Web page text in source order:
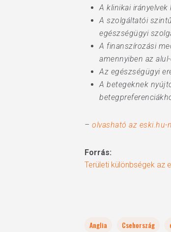
A klinikai
A szolgáltatói
egészségügyi
A finanszírozási
amennyiben az
Az egészségügyi
A betegeknek
– olvasható az
Forrás:
Területi különbségek az
Anglia Csehország